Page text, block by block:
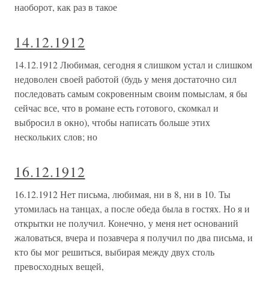
наоборот, как раз в такое
14.12.1912
14.12.1912 Любимая, сегодня я слишком устал и слишком
недоволен своей работой (будь у меня достаточно сил
последовать самым сокровенным своим помыслам, я бы
сейчас все, что в романе есть готового, скомкал и
выбросил в окно), чтобы написать больше этих
нескольких слов; но
16.12.1912
16.12.1912 Нет письма, любимая, ни в 8, ни в 10. Ты
утомилась на танцах, а после обеда была в гостях. Но я и
открытки не получил. Конечно, у меня нет оснований
жаловаться, вчера и позавчера я получил по два письма, и
кто бы мог решиться, выбирая между двух столь
превосходных вещей,